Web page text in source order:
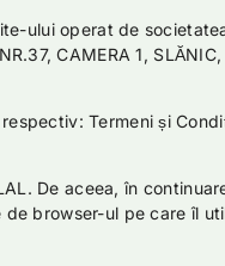
ului operat de
CAMERA 1,
Termeni și
De aceea, în
browser-ul pe care îl